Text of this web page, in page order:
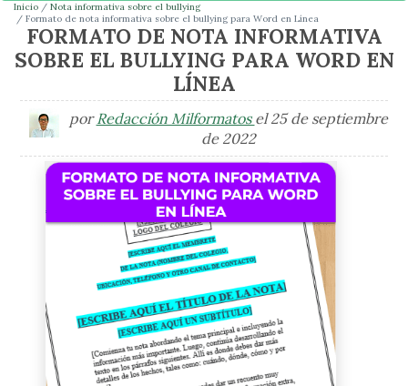
Inicio
Nota informativa sobre el bullying
Formato de nota informativa sobre el bullying para Word en Línea
FORMATO DE NOTA INFORMATIVA
SOBRE EL BULLYING PARA WORD EN
LÍNEA
porRedacción Milformatos el 25 de septiembre
de 2022